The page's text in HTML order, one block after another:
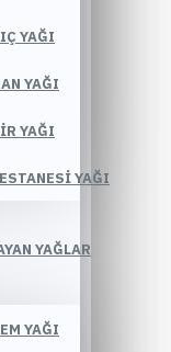
YAĞI
YAĞI
YAĞI
YAĞI
YAĞLAR
YAĞI